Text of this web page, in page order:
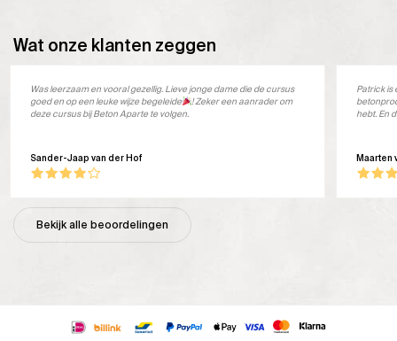
Wat onze klanten zeggen
Sander-Jaap van der Hof
Was leerzaam en vooral gezellig. Lieve jonge dame die de cursus
goed en op een leuke wijze begeleide
! Zeker een aanrader om
deze cursus bij Beton Aparte te volgen.
Maarten
Patrick is
hebt. En
Bekijk alle beoordelingen